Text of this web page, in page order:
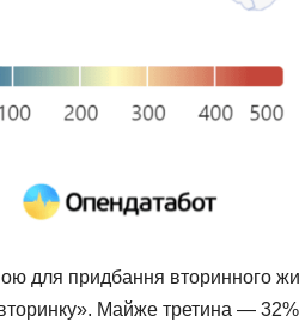
для придбання вторинного
Майже третина —